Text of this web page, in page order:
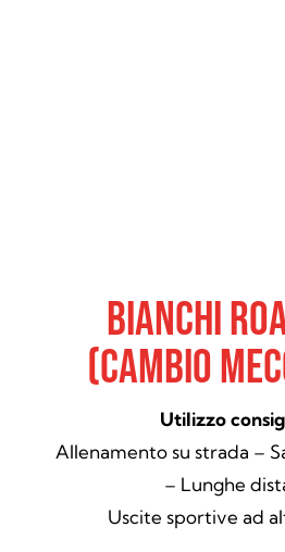
Bianchi
(Cambio
Utilizzo
Allenamento su strada –
– Lunghe
Uscite sportive ad